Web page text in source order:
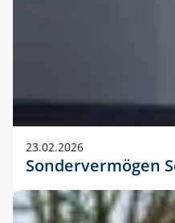
23.02.2026
Sondervermögen